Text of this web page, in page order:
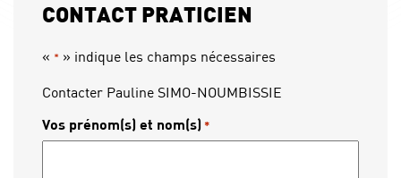
CONTACT PRATICIEN
« * » indique les champs nécessaires
Contacter Pauline SIMO-NOUMBISSIE
Vos prénom(s) et nom(s) *